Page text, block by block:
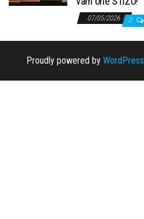
07/05/2026 0
Proudly powered by WordPress